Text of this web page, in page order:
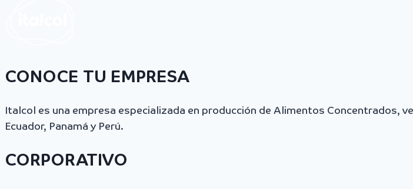
CONOCE TU EMPRESA
Italcol es una empresa especializada en producción de Alimentos Concentrados,
Ecuador, Panamá y Perú.
CORPORATIVO